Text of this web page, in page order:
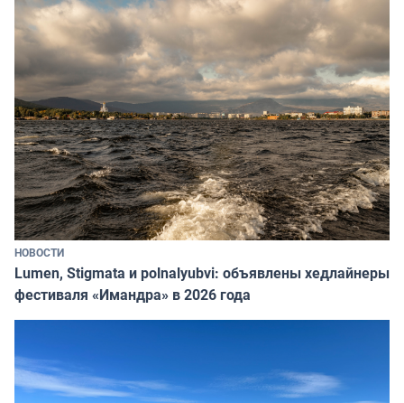
НОВОСТИ
Lumen, Stigmata и polnalyubvi: объявлены хедлайнеры
фестиваля «Имандра» в 2026 года